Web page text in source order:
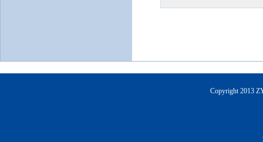
Copyright 2013